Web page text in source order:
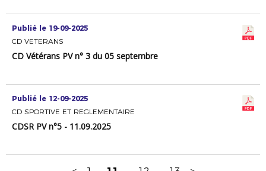
Publié le 19-09-2025
CD VETERANS
CD Vétérans PV n° 3 du 05 septembre
Publié le 12-09-2025
CD SPORTIVE ET REGLEMENTAIRE
CDSR PV n°5 - 11.09.2025